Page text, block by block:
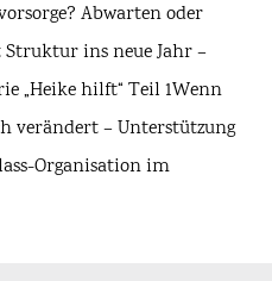
Abwarten oder
ins neue Jahr –
„Heike hilft“ Teil 1Wenn
verändert – Unterstützung
Organisation im